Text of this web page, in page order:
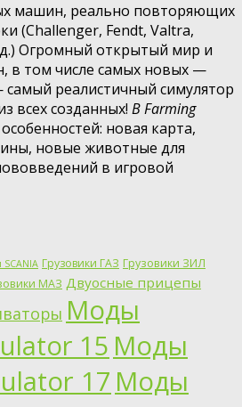
машин, реально повторяющих
(Challenger, Fendt, Valtra,
Огромный открытый мир и
в том числе самых новых —
реалистичный симулятор
всех созданных! В Farming
новая карта,
новые животные для
в игровой
SCANIA Грузовики ГАЗ Грузовики ЗИЛ
МАЗ Двуосные прицепы
Моды
15 Моды
17 Моды